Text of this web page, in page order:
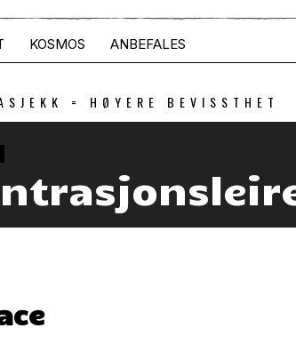
KOSMOS ANBEFALES
= HØYERE BEVISSTHET